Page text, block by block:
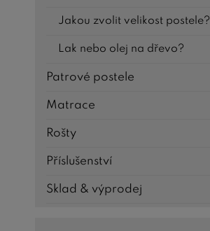
Jakou zvolit velikost postele?
Lak nebo olej na dřevo?
Patrové postele
Matrace
Rošty
Příslušenství
Sklad & výprodej